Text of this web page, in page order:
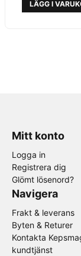
LÄGG I
Mitt konto
Logga in
Registrera dig
Glömt lösenord?
Navigera
Frakt & leverans
Byten & Returer
Kontakta
kundtjänst